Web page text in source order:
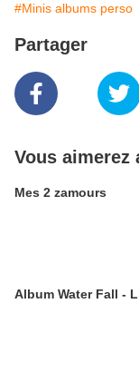
#Minis albums perso
Partager
Vous aimerez
Mes 2 zamours
Album Water Fall -